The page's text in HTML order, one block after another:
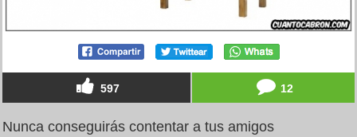
597 12
Nunca conseguirás contentar a tus amigos